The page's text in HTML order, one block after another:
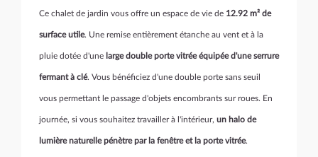
Ce chalet de jardin vous offre un espace de vie de 12.92 m² de
surface utile. Une remise entièrement étanche au vent et à la
pluie dotée d'une large double porte vitrée équipée d'une serrure
fermant à clé. Vous bénéficiez d'une double porte sans seuil
vous permettant le passage d'objets encombrants sur roues. En
journée, si vous souhaitez travailler à l'intérieur, un halo de
lumière naturelle pénètre par la fenêtre et la porte vitrée.